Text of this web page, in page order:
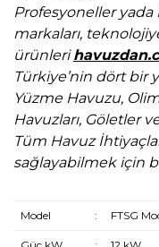
Profesyoneller
markaları,
ürünleri
Türkiye’nin dört bir
Yüzme Havuzu,
Havuzları, Göletler
Tüm Havuz
sağlayabilmek için
Model : FTSG